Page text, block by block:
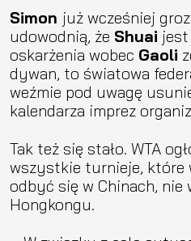
Simon już wcześniej
udowodnią, że Shuai
oskarżenia wobec Gaoli
dywan, to światowa
weźmie pod uwagę
kalendarza imprez
Tak też się stało. WTA
wszystkie turnieje, które
odbyć się w Chinach, nie
Hongkongu.